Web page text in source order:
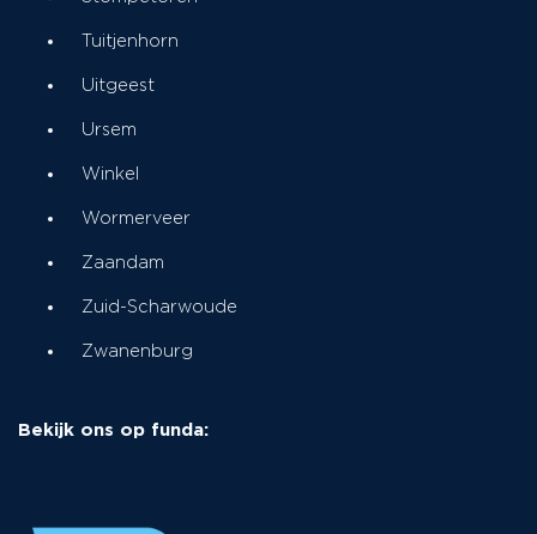
Tuitjenhorn
Uitgeest
Ursem
Winkel
Wormerveer
Zaandam
Zuid-Scharwoude
Zwanenburg
Bekijk ons op funda: